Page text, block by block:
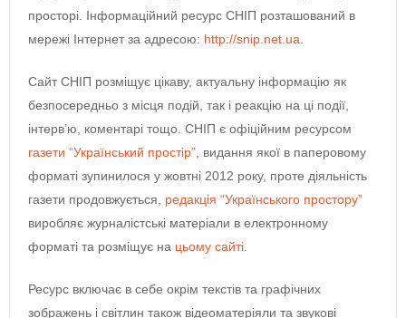
просторі. Інформаційний ресурс СНІП розташований в
мережі Інтернет за адресою: http://snip.net.ua
Сайт СНІП розміщує цікаву, актуальну інформацію як
безпосередньо з місця подій, так і реакцію на ці події,
інтерв’ю, коментарі тощо. СНІП є офіційним ресурсом
газети “Український простір” , видання якої в паперовому
форматі зупинилося у жовтні 2012 року, проте діяльність
газети продовжується, редакція “Українського простору”
виробляє журналістські матеріали в електронному
форматі та розміщує на цьому сайті
Ресурс включає в себе окрім текстів та графічних
зображень і світлин також відеоматеріяли та звукові